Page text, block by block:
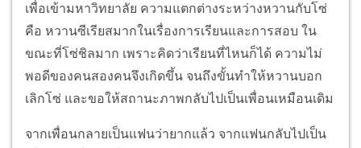
เพื่อเข้ามหาวิทยาลัย ความแตกต่างระหว่างหวานกับโซ่
คือ หวานซีเรียสมากในเรื่องการเรียนและการสอบ ใน
ขณะที่โซ่ชิลมาก เพราะคิดว่าเรียนที่ไหนก็ได้ ความไม่
พอดีของคนสองคนจึงเกิดขึ้น จนถึงขั้นทำให้หวานบอก
เลิกโซ่ และขอให้สถานะภาพกลับไปเป็นเพื่อนเหมือนเดิม
จากเพื่อนกลายเป็นแฟนว่ายากแล้ว จากแฟนกลับไปเป็น